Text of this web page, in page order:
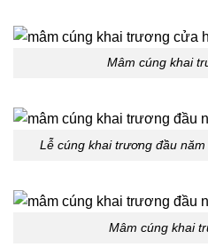
Mâm cúng khai
Lễ cúng khai trương đầu
Mâm cúng khai